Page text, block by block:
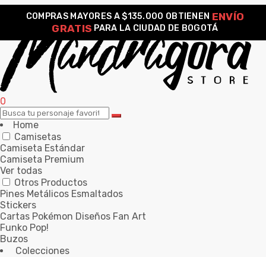
COMPRAS MAYORES A $135.000 OBTIENEN ENVÍO
GRATIS PARA LA CIUDAD DE BOGOTÁ
0
Home
Camisetas
Camiseta Estándar
Camiseta Premium
Ver todas
Otros Productos
Pines Metálicos Esmaltados
Stickers
Cartas Pokémon Diseños Fan Art
Funko Pop!
Buzos
Colecciones